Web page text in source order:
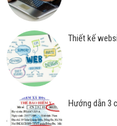
Thiết kế
Hướng dẫn 3